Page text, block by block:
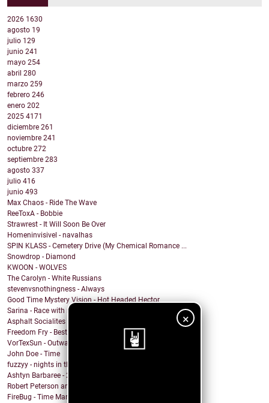
×
2026 1630
agosto 19
julio 129
junio 241
mayo 254
abril 280
marzo 259
febrero 246
enero 202
2025 4171
diciembre 261
noviembre 241
octubre 272
septiembre 283
agosto 337
julio 416
junio 493
Max Chaos - Ride The Wave
ReeToxA - Bobbie
Strawrest - It Will Soon Be Over
Homeninvisivel - navalhas
SPIN KLASS - Cemetery Drive (My Chemical Romance ...
Snowdrop - Diamond
KWOON - WOLVES
The Carolyn - White Russians
stevenvsnothingness - Always
Good Time Mystery Vision - Hot Headed Hector
Sarina - Race with no end
Asphalt Socialites - Marcus Aurelius
Freedom Fry - Best Friend
VorTexSun - Outward Spinning
John Doe - Time
fuzzyy - nights in the basement ft. long beard
Ashtyn Barbaree - 2am Shadow (Piano Version)
Robert Peterson and The Crusade - Of All The World
FireBug - Time Marches On